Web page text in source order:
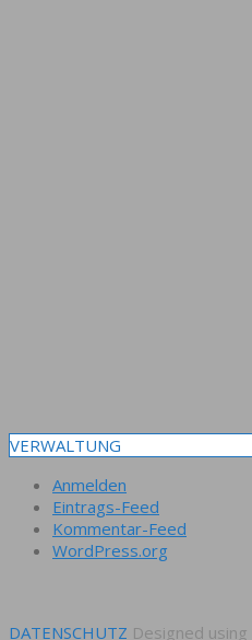
VERWALTUNG
Anmelden
Eintrags-Feed
Kommentar-Feed
WordPress.org
DATENSCHUTZ Designed using